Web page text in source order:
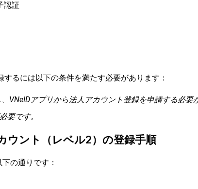
認証
るには以下の条件を満たす必要があります：
VNeIDアプリから法人アカウント登録を申請する必要
要です。
ウント（レベル2）の登録手順
の通りです：